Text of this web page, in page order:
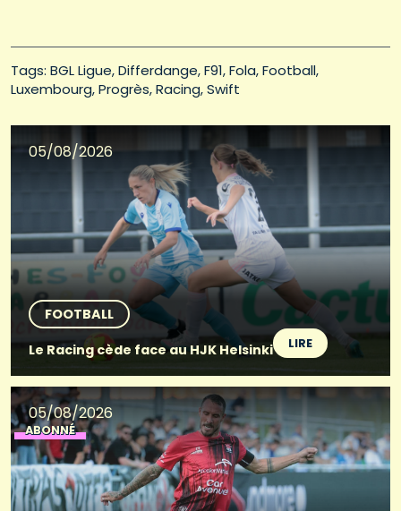
Tags: BGL Ligue Differdange F91 Fola Football
Luxembourg Progrès Racing Swift
05/08/2026
FOOTBALL
Le Racing cède face au HJK Helsinki
LIRE
05/08/2026
ABONNÉ